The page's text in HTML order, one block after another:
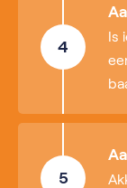
4
Is
5